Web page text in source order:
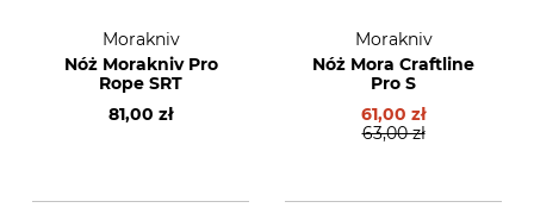
Morakniv
Nóż Morakniv Pro
Rope SRT
81,00 zł
Morakniv
Nóż Mora Craftline
Pro S
61,00 zł
63,00 zł